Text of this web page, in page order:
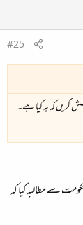
#25
کریں کہ یہ کیا ہے۔
سے مطالبہ کیا کہ